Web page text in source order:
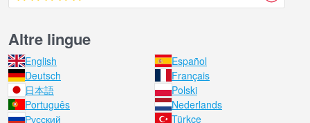
Altre lingue
English
Español
Deutsch
Français
日本語
Polski
Português
Nederlands
Русский
Türkçe